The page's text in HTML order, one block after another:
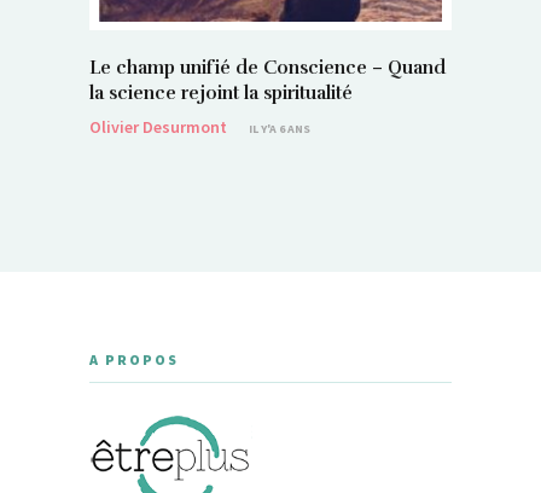
Le champ unifié de Conscience – Quand
la science rejoint la spiritualité
Olivier Desurmont
IL Y'A 6 ANS
A PROPOS